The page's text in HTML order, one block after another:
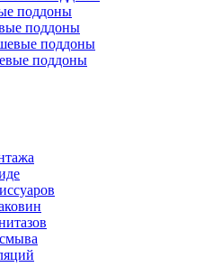
поддоны
поддоны
поддоны
поддоны